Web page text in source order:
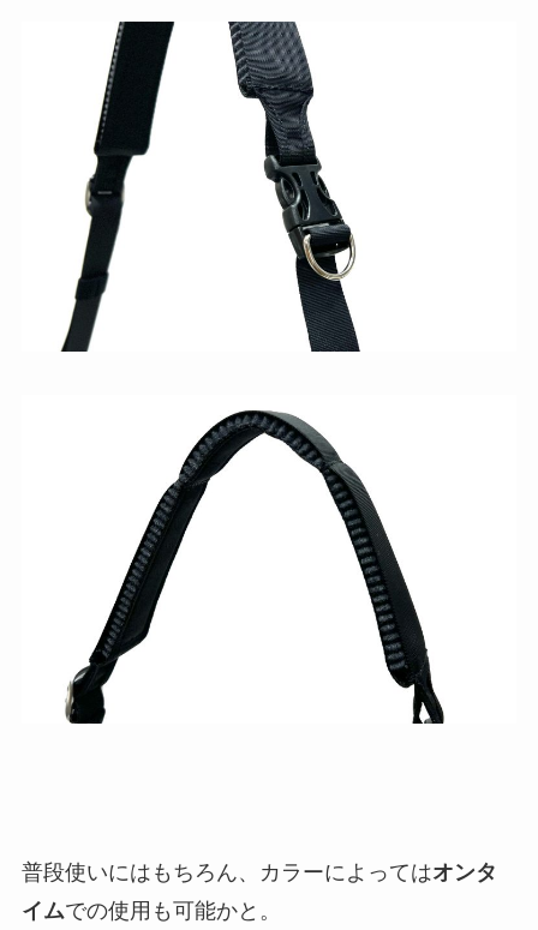
普段使いにはもちろん、カラーによってはオンタ
イムでの使用も可能かと。